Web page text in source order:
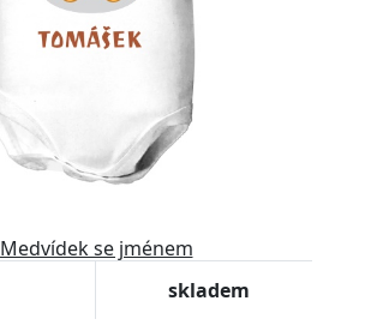
Medvídek se jménem
skladem